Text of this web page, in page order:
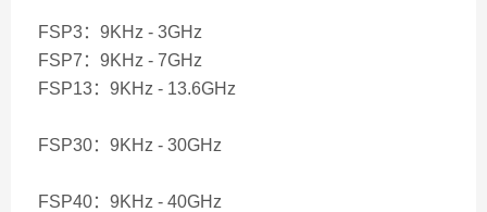
FSP3：9KHz - 3GHz
FSP7：9KHz - 7GHz
FSP13：9KHz - 13.6GHz
FSP30：9KHz - 30GHz
FSP40：9KHz - 40GHz